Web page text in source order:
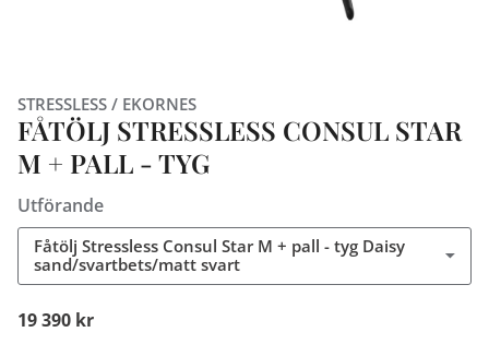
STRESSLESS / EKORNES
FÅTÖLJ STRESSLESS CONSUL STAR
M + PALL - TYG
Utförande
Fåtölj Stressless Consul Star M + pall - tyg Daisy
sand/svartbets/matt svart
19 390 kr